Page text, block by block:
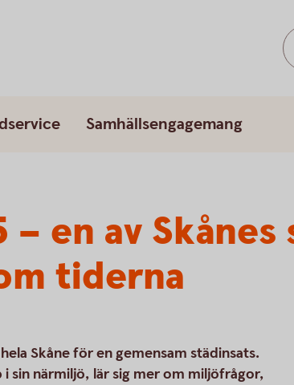
Samhällsengagemang
– en av
tiderna
Skåne för en gemensam städinsats.
sin närmiljö, lär sig mer om miljöfrågor,